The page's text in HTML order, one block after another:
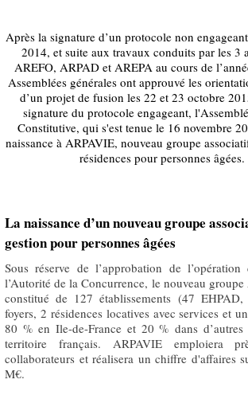
Après la signature d’un protocole non
2014, et suite aux travaux conduits par les 3
AREFO, ARPAD et AREPA au cours de
Assemblées générales ont approuvé les
d’un projet de fusion les 22 et 23 octobre
signature du protocole engageant,
Constitutive, qui s'est tenue le 16 novembre
naissance à ARPAVIE, nouveau groupe
résidences pour personnes âgées.
La naissance d’un nouveau groupe
gestion pour personnes âgées
Sous réserve de l’approbation de l’opération de fusion par
l’Autorité de la Concurrence, le nouveau groupe
constitué de 127 établissements (47 EHPAD,
foyers, 2 résidences locatives avec services et
80 % en Ile-de-France et 20 % dans
territoire français. ARPAVIE emploiera
collaborateurs et réalisera un chiffre d'affaires
M€.